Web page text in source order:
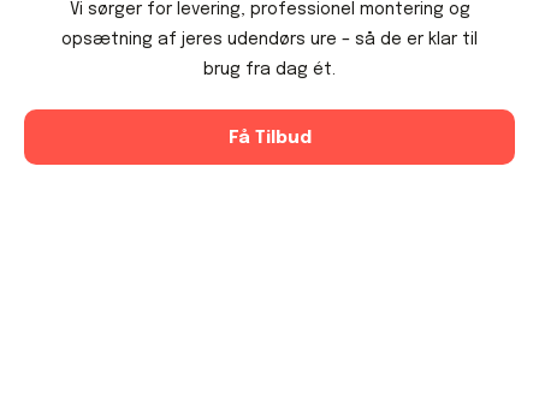
Vi sørger for levering, professionel montering og
opsætning af jeres udendørs ure – så de er klar til
brug fra dag ét.
Få Tilbud